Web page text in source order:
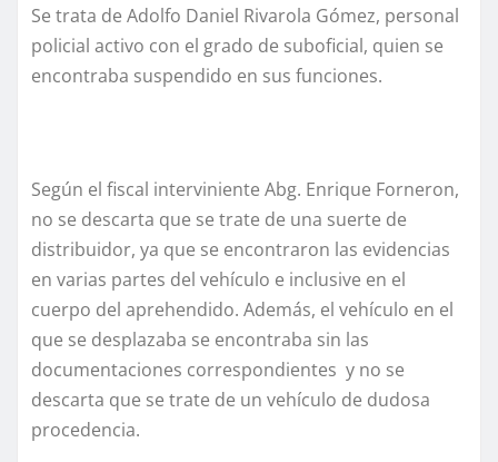
Se trata de Adolfo Daniel Rivarola Gómez, personal
policial activo con el grado de suboficial, quien se
encontraba suspendido en sus funciones.
Según el fiscal interviniente Abg. Enrique Forneron,
no se descarta que se trate de una suerte de
distribuidor, ya que se encontraron las evidencias
en varias partes del vehículo e inclusive en el
cuerpo del aprehendido. Además, el vehículo en el
que se desplazaba se encontraba sin las
documentaciones correspondientes y no se
descarta que se trate de un vehículo de dudosa
procedencia.